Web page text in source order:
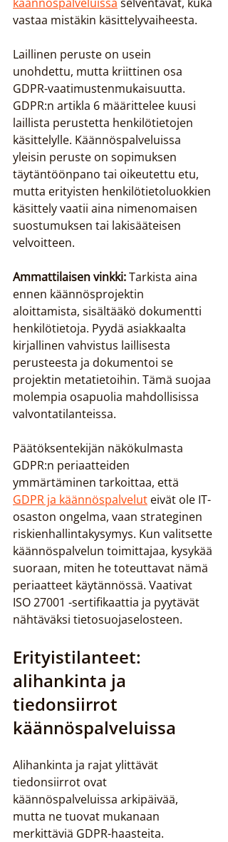
vastaa mistäkin käsittelyvaiheesta.
Laillinen peruste on usein
unohdettu, mutta kriittinen osa
GDPR-vaatimustenmukaisuutta.
GDPR:n artikla 6 määrittelee kuusi
laillista perustetta henkilötietojen
käsittelylle. Käännöspalveluissa
yleisin peruste on sopimuksen
täytäntöönpano tai oikeutettu etu,
mutta erityisten henkilötietoluokkien
käsittely vaatii aina nimenomaisen
suostumuksen tai lakisääteisen
velvoitteen.
Ammattilaisen vinkki: Tarkista aina
ennen käännösprojektin
aloittamista, sisältääkö dokumentti
henkilötietoja. Pyydä asiakkaalta
kirjallinen vahvistus laillisesta
perusteesta ja dokumentoi se
projektin metatietoihin. Tämä suojaa
molempia osapuolia mahdollisissa
valvontatilanteissa.
Päätöksentekijän näkökulmasta
GDPR:n periaatteiden
ymmärtäminen tarkoittaa, että
GDPR ja käännöspalvelut eivät ole IT-
osaston ongelma, vaan strateginen
riskienhallintakysymys. Kun valitsette
käännöspalvelun toimittajaa, kysykää
suoraan, miten he toteuttavat nämä
periaatteet käytännössä. Vaativat
ISO 27001 -sertifikaattia ja pyytävät
nähtäväksi tietosuojaselosteen.
Erityistilanteet:
alihankinta ja
tiedonsiirrot
käännöspalveluissa
Alihankinta ja rajat ylittävät
tiedonsiirrot ovat
käännöspalveluissa arkipäivää,
mutta ne tuovat mukanaan
merkittäviä GDPR-haasteita.